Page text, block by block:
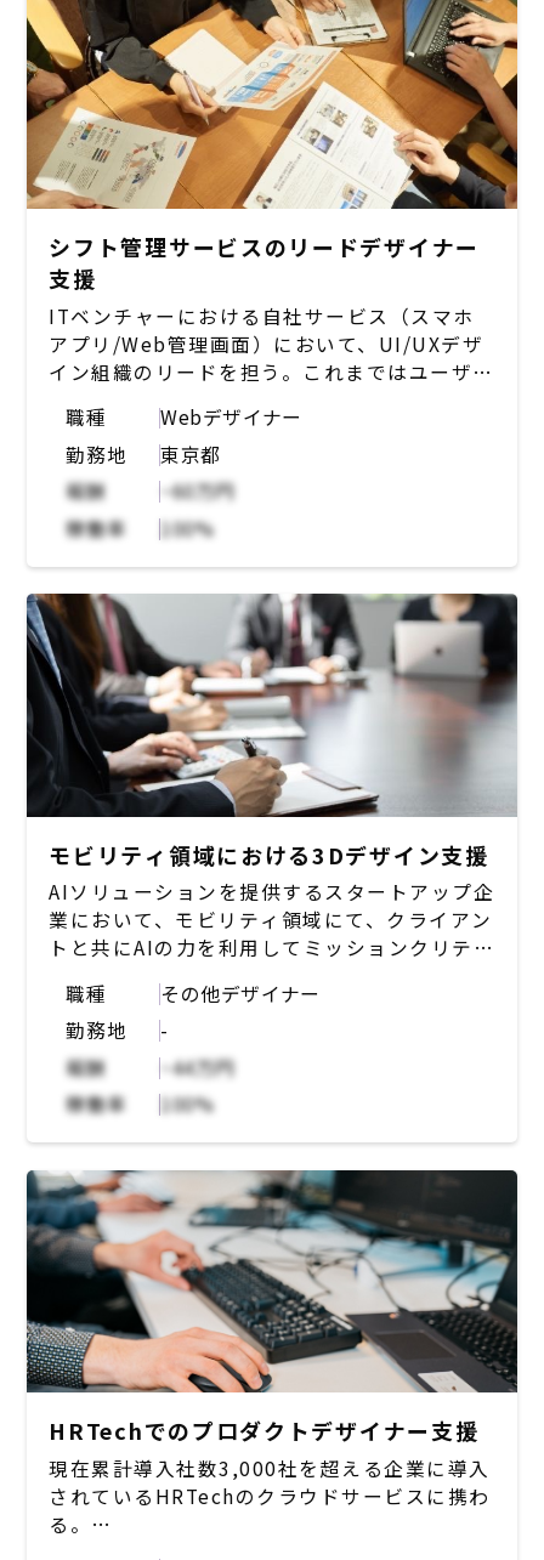
"■主な想定業務内容：
プロダクトデザインチームのマネージャーとし
て、プロダクトデザイン組織を立ち上げ、全体
をマネジメントする役割を担っていただきま
す。
組織のあるべき姿を描き、事業と組織に貢献す
るポジションです。
【具体的な業務内容】
・中長期のデザイン組織のあるべき姿を描き、
人員計画の策定・採用などの活動を通じた組織
創りの実行
・プロダクトデザイン組織としてのクオリティ
向上・担保のための活動
・ペルソナ、ユーザーストーリー、カスタマー
ジャーニー等の作成
・ユーザーヒアリングや行動観察を通じたユー
ザー課題の発見
・要件定義、情報設計、UI設計（Figmaを利
用）
・デザインシステムの構築
・デザインチームのリーディング
【使用ツール】
Figma, Miro, Slack, Notion, Google
Workspace, GitHub, Metabase
シフト管理サービスのリードデザイナー
支援
ITベンチャーにおける自社サービス（スマホ
アプリ/Web管理画面）において、UI/UXデザ
イン組織のリードを担う。これまではユーザー
きたが、機能面が充実してきた現状では、いか
にユーザーに自然に使ってもらえるか？良い体
験を提供できるか？の重要性が増してきてい
る。 上記の背景を踏まえて、ユーザーの課題
を解消できる理想の姿を考え、プロダクトを通
じた課題解決のソリューションを具体化する役
割を担っていただける方を募集。
【具体的な想定業務内容】
・ペルソナ、ユーザーストーリー、カスタマー
ジャーニー等の作成
・ユーザーヒアリングや行動観察を通じたユー
ザー課題の発見
・要件定義（プロダクトマネージャーと協
業）、情報設計、UI設計（Figmaを利用）
【使用ツール】
Figma, Miro, Slack, Notion, Google
Workspace, GitHub, Metabase
職種
Webデザイナー
勤務地
東京都
報酬
~60万円
稼働率
100%
モビリティ領域における3Dデザイン支援
AIソリューションを提供するスタートアップ企
業において、モビリティ領域にて、クライアン
トと共にAIの力を利用してミッションクリティ
業界の常識を疑いながら、ユーザーフレンドリ
ーなデザインを軸に自ら思考のできる方を募
集。
- AIモデルによる検出結果をユーザーに伝える
際の先進的でユーザーフレンドリーな設計
- モビリティ領域における3Dモデリング（ア
セットの一部作成、アセット改良を含む）
- エンジニアと協力した実装のためのデザイン
設計
職種
その他デザイナー
勤務地
-
報酬
~44万円
稼働率
100%
HRTechでのプロダクトデザイナー支援
現在累計導入社数3,000社を超える企業に導入
されているHRTechのクラウドサービスに携わ
る。
人事業務の効率化から人材データの一元管理・